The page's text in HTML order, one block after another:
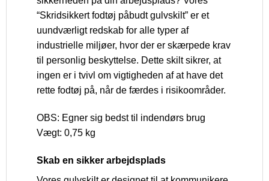
“Skridsikkert fodtøj påbudt gulvskilt” er et
uundværligt redskab for alle typer af
industrielle miljøer, hvor der er skærpede krav
til personlig beskyttelse. Dette skilt sikrer, at
ingen er i tvivl om vigtigheden af at have det
rette fodtøj på, når de færdes i risikoområder.
OBS: Egner sig bedst til indendørs brug
Vægt: 0,75 kg
Skab en sikker arbejdsplads